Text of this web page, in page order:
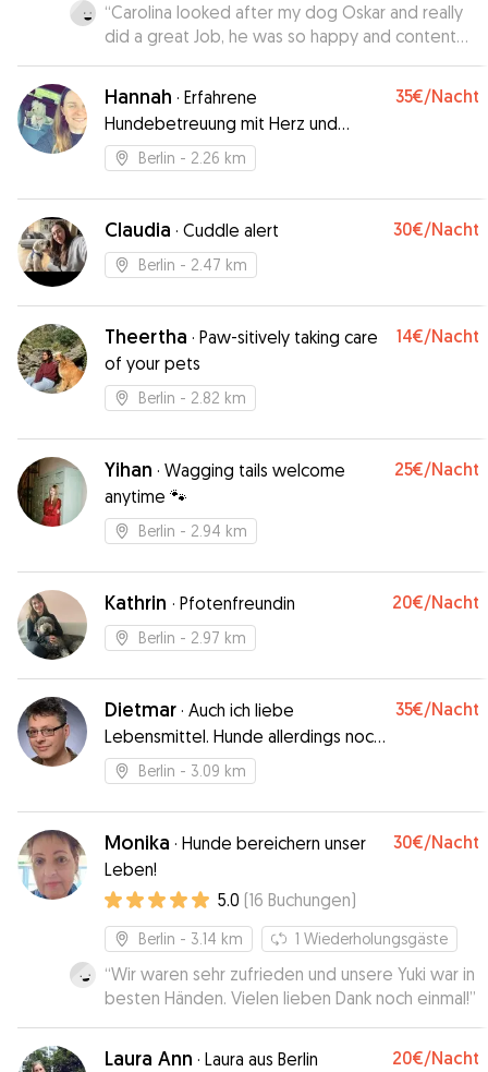
“Carolina looked after my dog Oskar and really
did a great Job, he was so happy and content
when i picked him up again, 10/10 would
definetly book her again 😘
Hannah · Erfahrene
Hundebetreuung mit Herz und
Verstand
35€/Nacht
Berlin - 2.26 km
Claudia · Cuddle alert 30€/Nacht
Berlin - 2.47 km
Theertha · Paw-sitively taking care
of your pets
14€/Nacht
Berlin - 2.82 km
Yihan · Wagging tails welcome
anytime 🐾
25€/Nacht
Berlin - 2.94 km
Kathrin · Pfotenfreundin 20€/Nacht
Berlin - 2.97 km
Dietmar · Auch ich liebe
Lebensmittel. Hunde allerdings noch
mehr.
35€/Nacht
Berlin - 3.09 km
Monika · Hunde bereichern unser
Leben!
30€/Nacht
5.0 (16 Buchungen)
Berlin - 3.14 km 1 Wiederholungsgäste
“Wir waren sehr zufrieden und unsere Yuki war in
besten Händen. Vielen lieben Dank noch einmal!”
Laura Ann · Laura aus Berlin 20€/Nacht